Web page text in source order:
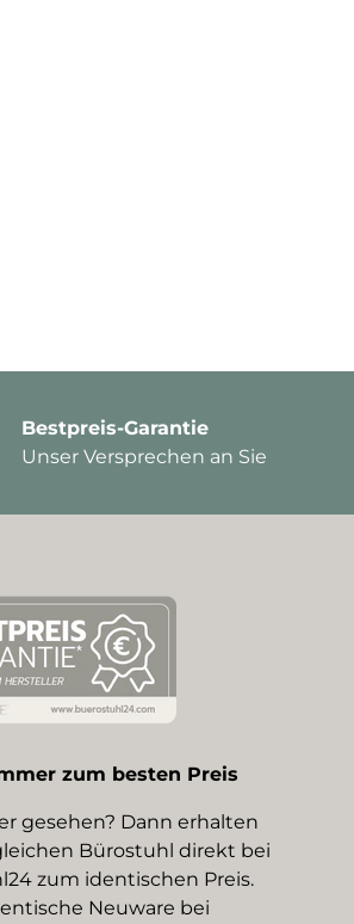
Bestpreis-Garantie
Unser Versprechen an Sie
zum besten Preis
gesehen? Dann erhalten
Bürostuhl direkt bei
zum identischen Preis.
Neuware bei